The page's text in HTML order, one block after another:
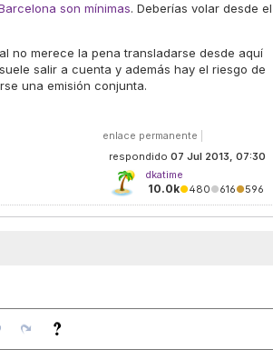
son mínimas. Deberías volar desde el
no merece la pena transladarse desde aquí
salir a cuenta y además hay el riesgo de
una emisión conjunta.
enlace permanente
respondido 07 Jul 2013, 07:30
dkatime
10.0k●480●616●596